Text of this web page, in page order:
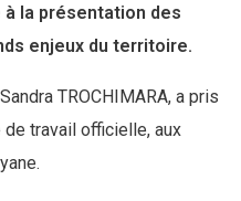
la présentation des
enjeux du territoire.
TROCHIMARA, a pris
travail officielle, aux